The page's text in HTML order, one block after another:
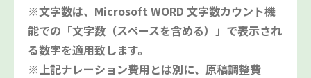
※文字数は、Microsoft WORD 文字数カウント機
能での「文字数（スペースを含める）」で表示され
る数字を適用致します。
※上記ナレーション費用とは別に、原稿調整費